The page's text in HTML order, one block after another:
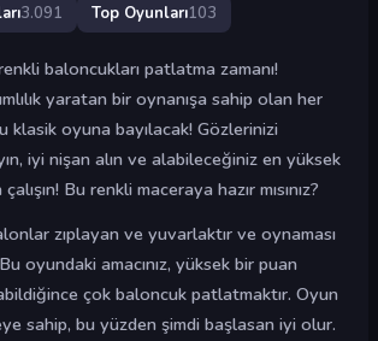
3.091 Top Oyunları103
baloncukları patlatma zamanı!
yaratan bir oynanışa sahip olan her
klasik oyuna bayılacak! Gözlerinizi
iyi nişan alın ve alabileceğiniz en yüksek
Bu renkli maceraya hazır mısınız?
zıplayan ve yuvarlaktır ve oynaması
oyundaki amacınız, yüksek bir puan
çok baloncuk patlatmaktır. Oyun
sahip, bu yüzden şimdi başlasan iyi olur.